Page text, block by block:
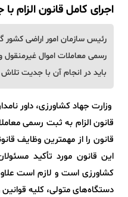
اجرای کامل قانون الزام
رئیس سازمان امور اراضی کشور
رسمی معاملات اموال غیرمنقول
باید در انجام آن با جدیت
وزارت جهاد کشاورزی، داور
قانون الزام به ثبت رسمی
قانون را از مهمترین وظایف
این قانون مورد تأکید
کشاورزی است و لازم است
دستگاه‌های متولی، کلیه